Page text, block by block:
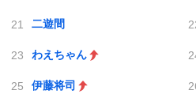
二遊間
わえちゃん
伊藤将司